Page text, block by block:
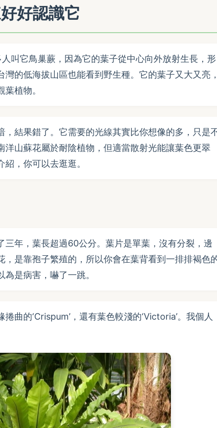
好認識它
叫它鳥巢蕨，因為它的葉子從中心向外放射生長，形
的低海拔山區也能看到野生種。它的葉子又大又亮
植物。
結果錯了。它需要的光線其實比你想像的多，只是
山蘇花屬於耐陰植物，但適當散射光能讓葉色更翠
紹，你可以去逛逛。
年，葉長超過60公分。葉片是單葉，沒有分裂，邊
是靠孢子繁殖的，所以你會在葉背看到一排排褐色
是病害，嚇了一跳。
曲的‘Crispum’，還有葉色較淺的‘Victoria’。我個人